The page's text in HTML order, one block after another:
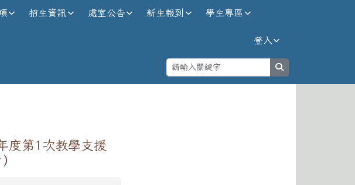
招生資訊 處室公告 新生報到 學生專區
登入
度第1次教學支援